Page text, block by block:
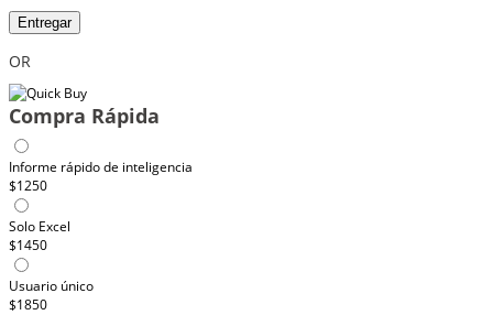
Entregar
OR
Compra Rápida
Informe rápido de inteligencia
$1250
Solo Excel
$1450
Usuario único
$1850